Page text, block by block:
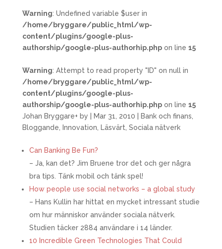
Warning: Undefined variable $user in
/home/bryggare/public_html/wp-
content/plugins/google-plus-
authorship/google-plus-authorhip.phpon line 15
Warning: Attempt to read property "ID" on null in
/home/bryggare/public_html/wp-
content/plugins/google-plus-
authorship/google-plus-authorhip.phpon line 15
Johan Bryggare+ by Mar 31, 2010 Bank och finans
Bloggande
Innovation Läsvärt Sociala nätverk
Can Banking Be Fun?
– Ja, kan det? Jim Bruene tror det och ger några
bra tips. Tänk mobil och tänk spel!
How people use social networks – a global study
– Hans Kullin har hittat en mycket intressant studie
om hur människor använder sociala nätverk.
Studien täcker 2884 användare i 14 länder.
10 Incredible Green Technologies That Could